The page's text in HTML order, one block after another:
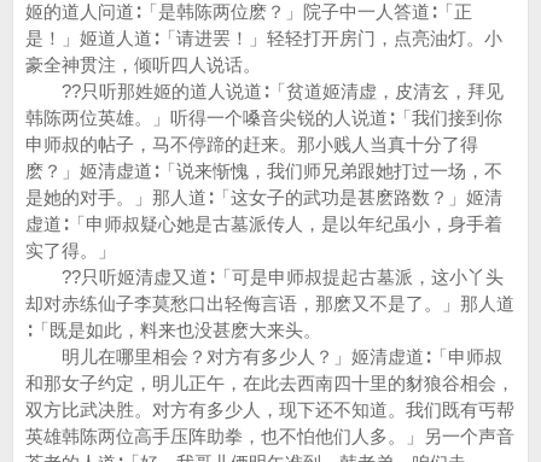
姬的道人问道∶「是韩陈两位麽？」院子中一人答道∶「正
是！」姬道人道∶「请进罢！」轻轻打开房门，点亮油灯。小
豪全神贯注，倾听四人说话。
??只听那姓姬的道人说道∶「贫道姬清虚，皮清玄，拜见
韩陈两位英雄。」听得一个嗓音尖锐的人说道∶「我们接到你
申师叔的帖子，马不停蹄的赶来。那小贱人当真十分了得
麽？」姬清虚道∶「说来惭愧，我们师兄弟跟她打过一场，不
是她的对手。」那人道∶「这女子的武功是甚麽路数？」姬清
虚道∶「申师叔疑心她是古墓派传人，是以年纪虽小，身手着
实了得。」
??只听姬清虚又道∶「可是申师叔提起古墓派，这小丫头
却对赤练仙子李莫愁口出轻侮言语，那麽又不是了。」那人道
∶「既是如此，料来也没甚麽大来头。
明儿在哪里相会？对方有多少人？」姬清虚道∶「申师叔
和那女子约定，明儿正午，在此去西南四十里的豺狼谷相会，
双方比武决胜。对方有多少人，现下还不知道。我们既有丐帮
英雄韩陈两位高手压阵助拳，也不怕他们人多。」另一个声音